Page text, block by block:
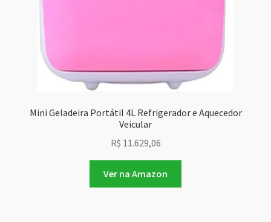
Mini Geladeira Portátil 4L Refrigerador e Aquecedor
Veicular
R$ 11.629,06
Ver na Amazon